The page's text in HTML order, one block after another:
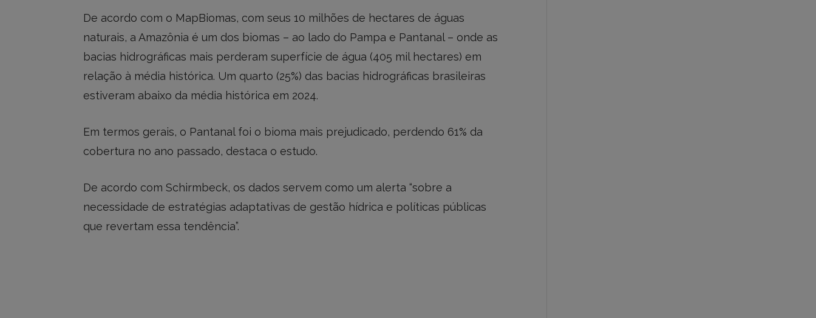
De acordo com o MapBiomas, com seus 10 milhões de hectares de águas
naturais, a Amazônia é um dos biomas – ao lado do Pampa e Pantanal – onde as
bacias hidrográficas mais perderam superfície de água (405 mil hectares) em
relação à média histórica. Um quarto (25%) das bacias hidrográficas brasileiras
estiveram abaixo da média histórica em 2024.
Em termos gerais, o Pantanal foi o bioma mais prejudicado, perdendo 61% da
cobertura no ano passado, destaca o estudo.
De acordo com Schirmbeck, os dados servem como um alerta “sobre a
necessidade de estratégias adaptativas de gestão hídrica e políticas públicas
que revertam essa tendência”.